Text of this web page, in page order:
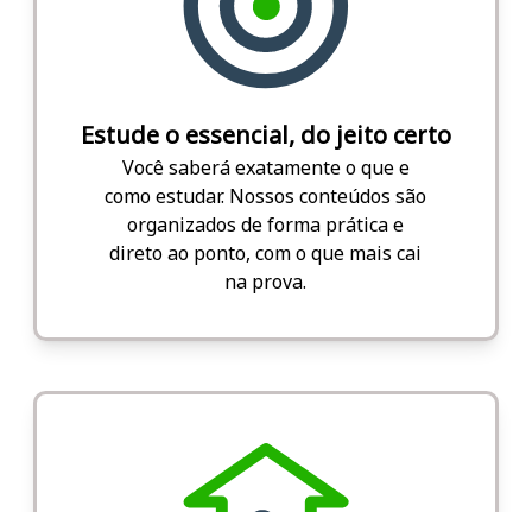
Estude o essencial, do jeito certo
Você saberá exatamente o que e
como estudar. Nossos conteúdos são
organizados de forma prática e
direto ao ponto, com o que mais cai
na prova.